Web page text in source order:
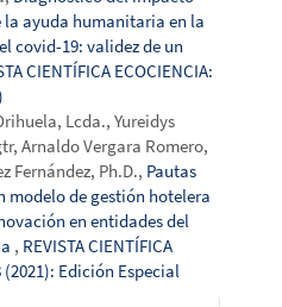
ayuda humanitaria en la
covid-19: validez de un
CIENTÍFICA ECOCIENCIA:
Lcda., Yureidys
Arnaldo Vergara Romero,
Fernández, Ph.D., Pautas
modelo de gestión hotelera
en entidades del
, REVISTA CIENTÍFICA
(2021): Edición Especial